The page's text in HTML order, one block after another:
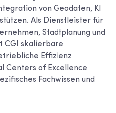
von Geodaten, KI
Als Dienstleister für
Stadtplanung und
CGI skalierbare
Effizienz
Centers of Excellence
Fachwissen und